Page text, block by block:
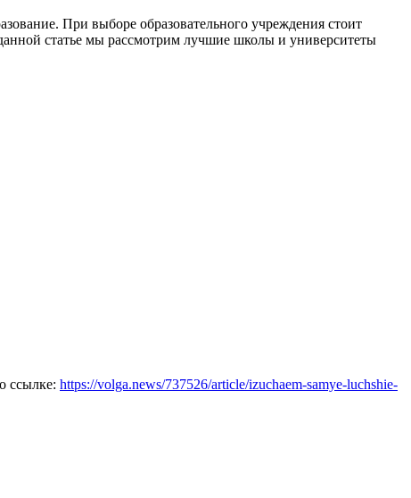
При выборе образовательного учреждения стоит
статье мы рассмотрим лучшие школы и университеты
ссылке: https://volga.news/737526/article/izuchaem-samye-luchshie-